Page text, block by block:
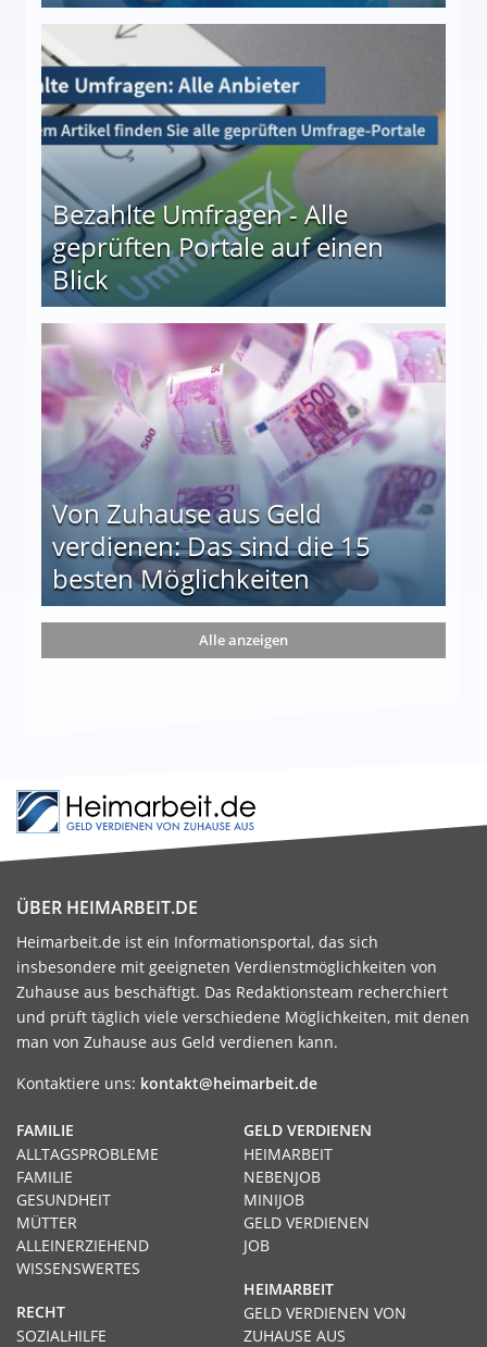
Bezahlte Umfragen - Alle
geprüften Portale auf einen
Blick
auf einen Blick
Von Zuhause aus Geld
verdienen: Das sind die 15
besten Möglichkeiten
die 15 besten Möglichkeiten
Alle anzeigen
ÜBER HEIMARBEIT.DE
Heimarbeit.de ist ein Informationsportal, das sich
insbesondere mit geeigneten Verdienstmöglichkeiten von
Zuhause aus beschäftigt. Das Redaktionsteam recherchiert
und prüft täglich viele verschiedene Möglichkeiten, mit denen
man von Zuhause aus Geld verdienen kann.
Kontaktiere uns: kontakt@heimarbeit.de
GELD VERDIENEN
HEIMARBEIT
NEBENJOB
MINIJOB
GELD VERDIENEN
JOB
HEIMARBEIT
GELD VERDIENEN VON
ZUHAUSE AUS
FAMILIE
ALLTAGSPROBLEME
FAMILIE
GESUNDHEIT
MÜTTER
ALLEINERZIEHEND
WISSENSWERTES
RECHT
SOZIALHILFE